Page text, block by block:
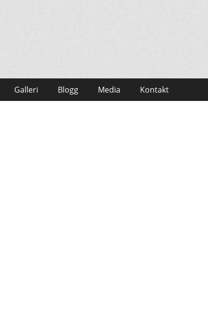
Galleri Blogg Media Kontakt